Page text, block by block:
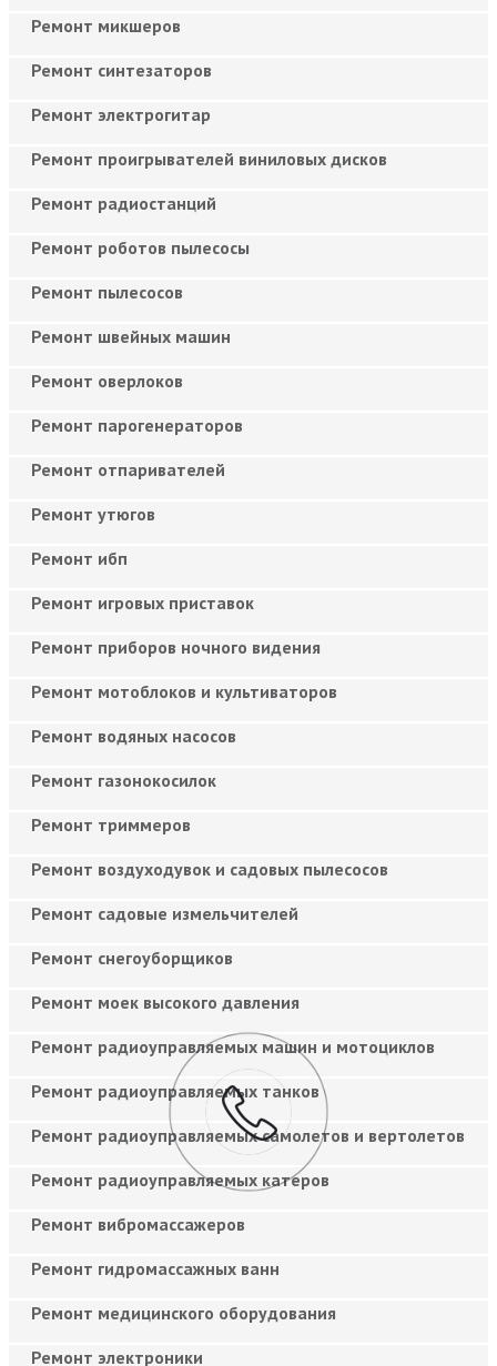
Ремонт микшеров
Ремонт синтезаторов
Ремонт электрогитар
Ремонт проигрывателей виниловых дисков
Ремонт радиостанций
Ремонт роботов пылесосы
Ремонт пылесосов
Ремонт швейных машин
Ремонт оверлоков
Ремонт парогенераторов
Ремонт отпаривателей
Ремонт утюгов
Ремонт ибп
Ремонт игровых приставок
Ремонт приборов ночного видения
Ремонт мотоблоков и культиваторов
Ремонт водяных насосов
Ремонт газонокосилок
Ремонт триммеров
Ремонт воздуходувок и садовых пылесосов
Ремонт садовые измельчителей
Ремонт снегоуборщиков
Ремонт моек высокого давления
Ремонт радиоуправляемых машин и мотоциклов
Ремонт радиоуправляемых танков
Ремонт радиоуправляемых самолетов и вертолетов
Ремонт радиоуправляемых катеров
Ремонт вибромассажеров
Ремонт гидромассажных ванн
Ремонт медицинского оборудования
Ремонт электроники